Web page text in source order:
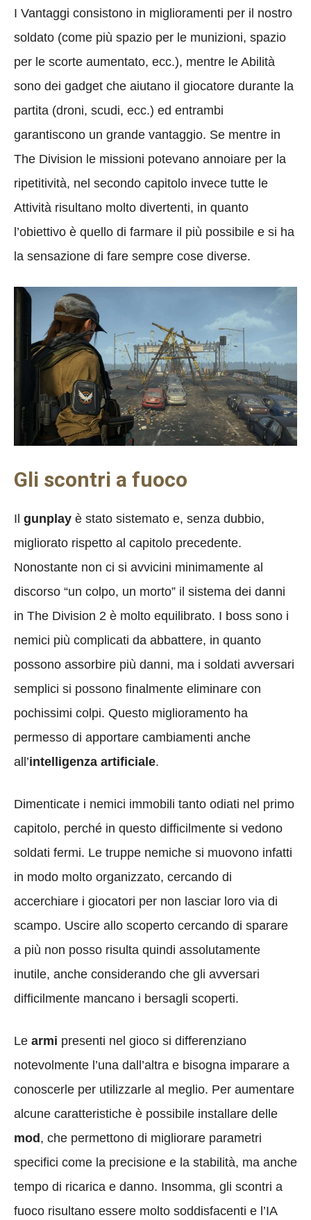
I Vantaggi consistono in miglioramenti per il nostro
soldato (come più spazio per le munizioni, spazio
per le scorte aumentato, ecc.), mentre le Abilità
sono dei gadget che aiutano il giocatore durante la
partita (droni, scudi, ecc.) ed entrambi
garantiscono un grande vantaggio. Se mentre in
The Division le missioni potevano annoiare per la
ripetitività, nel secondo capitolo invece tutte le
Attività risultano molto divertenti, in quanto
l’obiettivo è quello di farmare il più possibile e si ha
la sensazione di fare sempre cose diverse.
Gli scontri a fuoco
Il gunplay è stato sistemato e, senza dubbio,
migliorato rispetto al capitolo precedente.
Nonostante non ci si avvicini minimamente al
discorso “un colpo, un morto” il sistema dei danni
in The Division 2 è molto equilibrato. I boss sono i
nemici più complicati da abbattere, in quanto
possono assorbire più danni, ma i soldati avversari
semplici si possono finalmente eliminare con
pochissimi colpi. Questo miglioramento ha
permesso di apportare cambiamenti anche
all’intelligenza artificiale.
Dimenticate i nemici immobili tanto odiati nel primo
capitolo, perché in questo difficilmente si vedono
soldati fermi. Le truppe nemiche si muovono infatti
in modo molto organizzato, cercando di
accerchiare i giocatori per non lasciar loro via di
scampo. Uscire allo scoperto cercando di sparare
a più non posso risulta quindi assolutamente
inutile, anche considerando che gli avversari
difficilmente mancano i bersagli scoperti.
Le armi presenti nel gioco si differenziano
notevolmente l’una dall’altra e bisogna imparare a
conoscerle per utilizzarle al meglio. Per aumentare
alcune caratteristiche è possibile installare delle
mod , che permettono di migliorare parametri
specifici come la precisione e la stabilità, ma anche
tempo di ricarica e danno. Insomma, gli scontri a
fuoco risultano essere molto soddisfacenti e l’IA